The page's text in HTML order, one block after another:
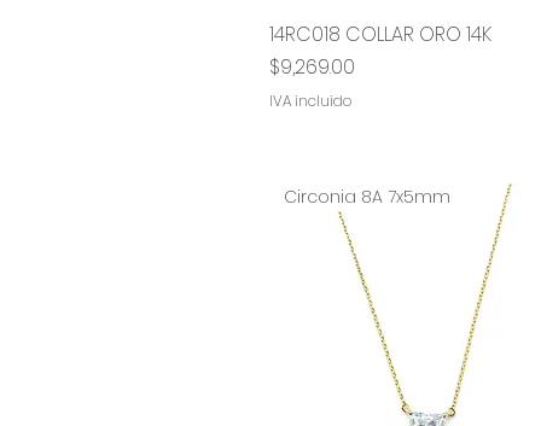
Vista rápida
14RC018 COLLAR ORO 14K
Precio
$9,269.00
IVA incluido
Circonia 8A 7x5mm